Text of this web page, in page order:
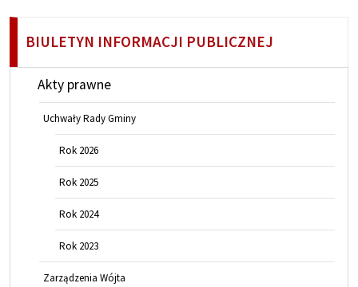
BIULETYN INFORMACJI PUBLICZNEJ
Akty prawne
Uchwały Rady Gminy
Rok 2026
Rok 2025
Rok 2024
Rok 2023
Zarządzenia Wójta